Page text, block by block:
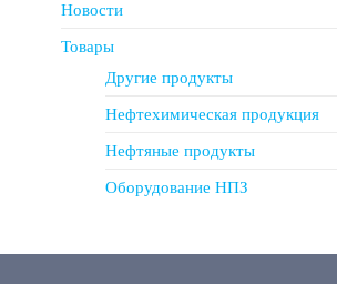
Новости
Товары
Другие продукты
Нефтехимическая продукция
Нефтяные продукты
Оборудование НПЗ